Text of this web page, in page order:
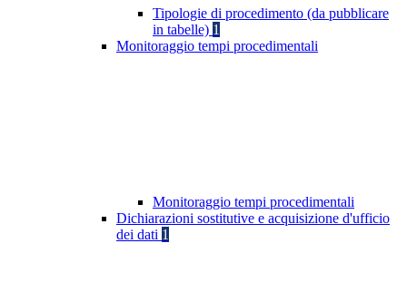
Tipologie di procedimento (da pubblicare
in tabelle) 1
Monitoraggio tempi procedimentali
Monitoraggio tempi procedimentali
Dichiarazioni sostitutive e acquisizione d'ufficio
dei dati 1